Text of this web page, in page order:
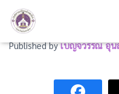
ร่วมพิธีแห่พระอุป
Published byเบญจวรรณ อุ่น